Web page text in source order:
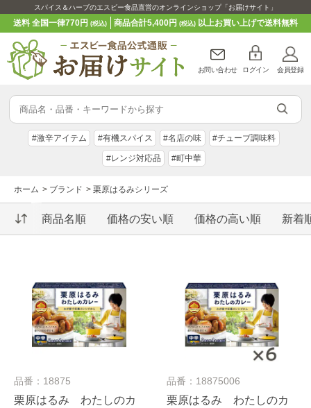
スパイス＆ハーブのエスビー食品直営のオンラインショップ「お届けサイト」
送料 全国一律770円(税込) 商品合計5,400円 (税込)以上お買い上げで送料無料
お問い合わせ ログイン 会員登録
#激辛アイテム #有機スパイス #名店の味 #チューブ調味料
#レンジ対応品 #町中華
ホーム > ブランド > 栗原はるみシリーズ
商品名順 価格の安い順 価格の高い順 新着
品番：18875
栗原はるみ わたしのカ
品番：18875006
栗原はるみ わたしのカ